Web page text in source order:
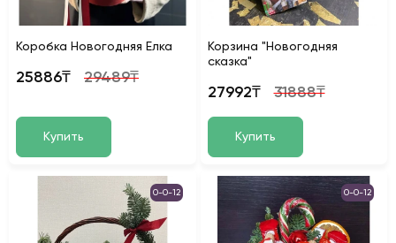
Коробка Новогодняя Елка
25886₸ 29489₸
Купить
Корзина "Новогодняя
сказка"
27992₸ 31888₸
Купить
0-0-12 0-0-12